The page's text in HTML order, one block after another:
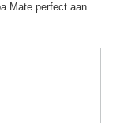
Mate perfect aan.